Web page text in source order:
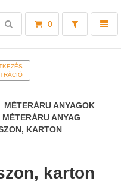
Toggle
0
Toggle
search
MÉTERÁRU ANYAGOK
ANYAG
KARTON
karton